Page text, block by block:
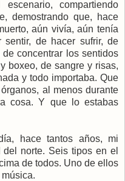
compartiendo
demostrando que, hace
aún vivía, aún tenía
de hacer sufrir, de
concentrar los sentidos
boxeo, de sangre y risas,
y todo importaba. Que
al menos durante
cosa. Y que lo estabas
hace tantos años, mi
norte. Seis tipos en el
de todos. Uno de ellos